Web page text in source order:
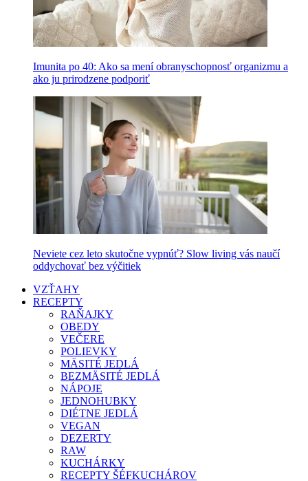
Imunita po 40: Ako sa mení obranyschopnosť organizmu a
ako ju prirodzene podporiť
Neviete cez leto skutočne vypnúť? Slow living vás naučí
oddychovať bez výčitiek
VZŤAHY
RECEPTY
RAŇAJKY
OBEDY
VEČERE
POLIEVKY
MÄSITÉ JEDLÁ
BEZMÄSITÉ JEDLÁ
NÁPOJE
JEDNOHUBKY
DIÉTNE JEDLÁ
VEGAN
DEZERTY
RAW
KUCHÁRKY
RECEPTY ŠÉFKUCHÁROV